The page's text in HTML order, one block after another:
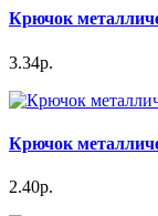
Крючок
3.34р.
Крючок
2.40р.